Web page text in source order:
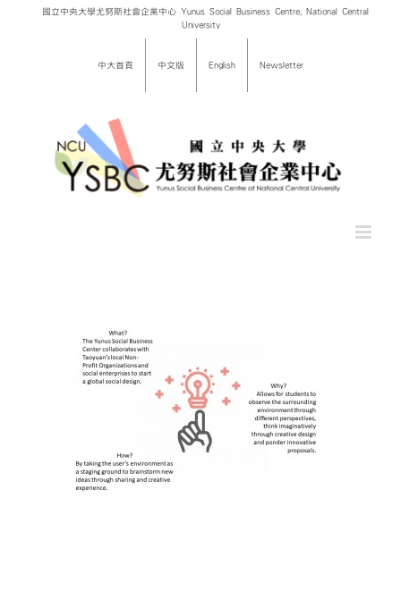
國立中央大學尤努斯社會企業中心 Yunus Social Business Centre, National Central
University
中大首頁 中文版 English Newsletter